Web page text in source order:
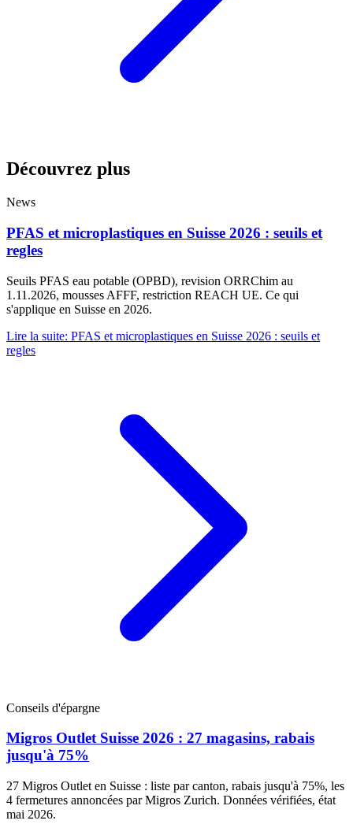
Découvrez plus
News
PFAS et microplastiques en Suisse 2026 : seuils et
regles
Seuils PFAS eau potable (OPBD), revision ORRChim au
1.11.2026, mousses AFFF, restriction REACH UE. Ce qui
s'applique en Suisse en 2026.
Lire la suite: PFAS et microplastiques en Suisse 2026 : seuils et
regles
Conseils d'épargne
Migros Outlet Suisse 2026 : 27 magasins, rabais
jusqu'à 75%
27 Migros Outlet en Suisse : liste par canton, rabais jusqu'à 75%, les
4 fermetures annoncées par Migros Zurich. Données vérifiées, état
mai 2026.